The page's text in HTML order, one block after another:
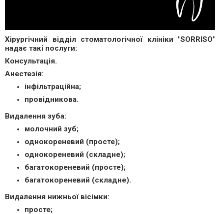
Хірургічний відділ стоматологічної клініки "SORRISO"
надає такі послуги:
Консультація.
Анестезія:
інфільтраційна;
провідникова.
Видалення зуба:
молочний зуб;
однокореневий (просте);
однокореневий (складне);
багатокореневий (просте);
багатокореневий (складне).
Видалення нижньої вісімки:
просте;